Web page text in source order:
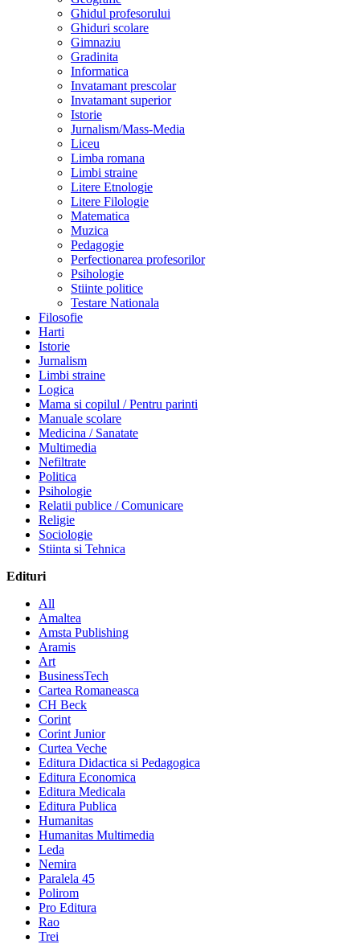
Ghidul profesorului
Ghiduri scolare
Gimnaziu
Gradinita
Informatica
Invatamant prescolar
Invatamant superior
Istorie
Jurnalism/Mass-Media
Liceu
Limba romana
Limbi straine
Litere Etnologie
Litere Filologie
Matematica
Muzica
Pedagogie
Perfectionarea profesorilor
Psihologie
Stiinte politice
Testare Nationala
Filosofie
Harti
Istorie
Jurnalism
Limbi straine
Logica
Mama si copilul / Pentru parinti
Manuale scolare
Medicina / Sanatate
Multimedia
Nefiltrate
Politica
Psihologie
Relatii publice / Comunicare
Religie
Sociologie
Stiinta si Tehnica
Edituri
All
Amaltea
Amsta Publishing
Aramis
Art
BusinessTech
Cartea Romaneasca
CH Beck
Corint
Corint Junior
Curtea Veche
Editura Didactica si Pedagogica
Editura Economica
Editura Medicala
Editura Publica
Humanitas
Humanitas Multimedia
Leda
Nemira
Paralela 45
Polirom
Pro Editura
Rao
Trei